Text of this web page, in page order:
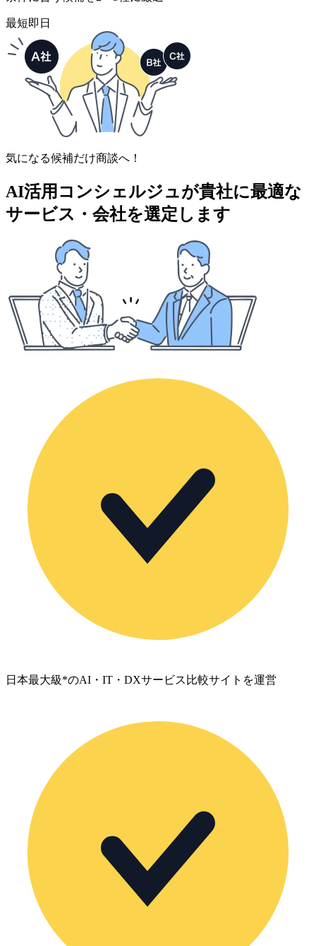
最短即日
気になる候補だけ商談へ！
AI活用コンシェルジュが貴社に最適な
サービス・会社を選定します
日本最大級*のAI・IT・DXサービス比較サイトを運営